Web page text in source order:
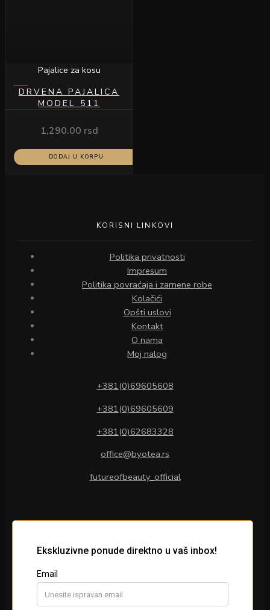
Pajalice za kosu
DRVENA PAJALICA
MODEL 511
1,290.00 rsd
DODAJ U KORPU
KORISNI LINKOVI
Politika privatnosti
Impresum
Politika povraćaja i zamene robe
Kolačići
Opšti uslovi
Kontakt
O nama
Moj nalog
+381(0)69605608
+381(0)69605609
+381(0)62683328
office@byotea.rs
futureofbeauty_official